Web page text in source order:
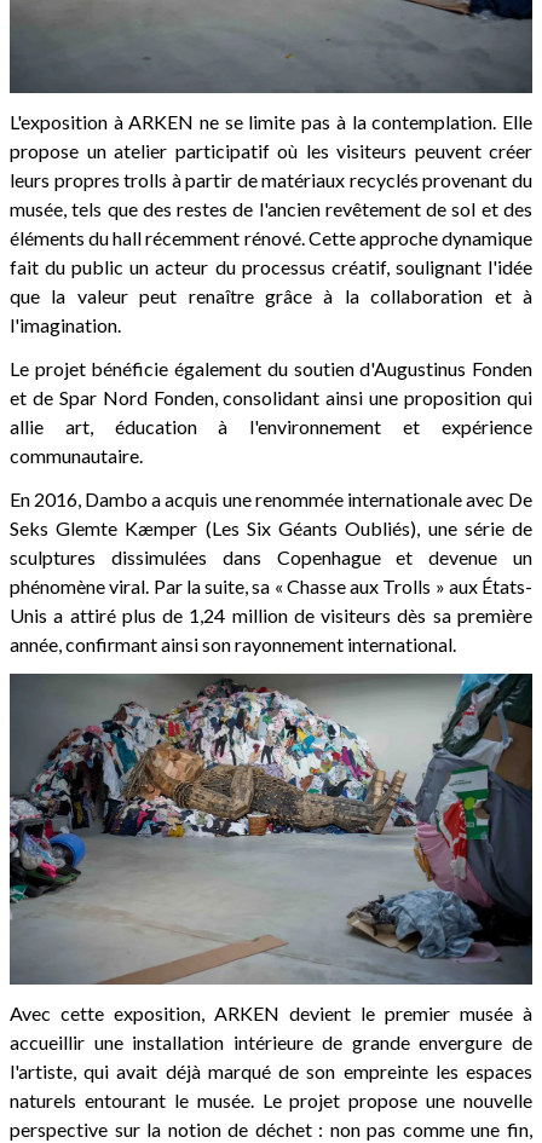
L'exposition à ARKEN ne se limite pas à la contemplation. Elle
propose un atelier participatif où les visiteurs peuvent créer
leurs propres trolls à partir de matériaux recyclés provenant du
musée, tels que des restes de l'ancien revêtement de sol et des
éléments du hall récemment rénové. Cette approche dynamique
fait du public un acteur du processus créatif, soulignant l'idée
que la valeur peut renaître grâce à la collaboration et à
l'imagination.
Le projet bénéficie également du soutien d'Augustinus Fonden
et de Spar Nord Fonden, consolidant ainsi une proposition qui
allie art, éducation à l'environnement et expérience
communautaire.
En 2016, Dambo a acquis une renommée internationale avec De
Seks Glemte Kæmper (Les Six Géants Oubliés), une série de
sculptures dissimulées dans Copenhague et devenue un
phénomène viral. Par la suite, sa « Chasse aux Trolls » aux États-
Unis a attiré plus de 1,24 million de visiteurs dès sa première
année, confirmant ainsi son rayonnement international.
Avec cette exposition, ARKEN devient le premier musée à
accueillir une installation intérieure de grande envergure de
l'artiste, qui avait déjà marqué de son empreinte les espaces
naturels entourant le musée. Le projet propose une nouvelle
perspective sur la notion de déchet : non pas comme une fin,